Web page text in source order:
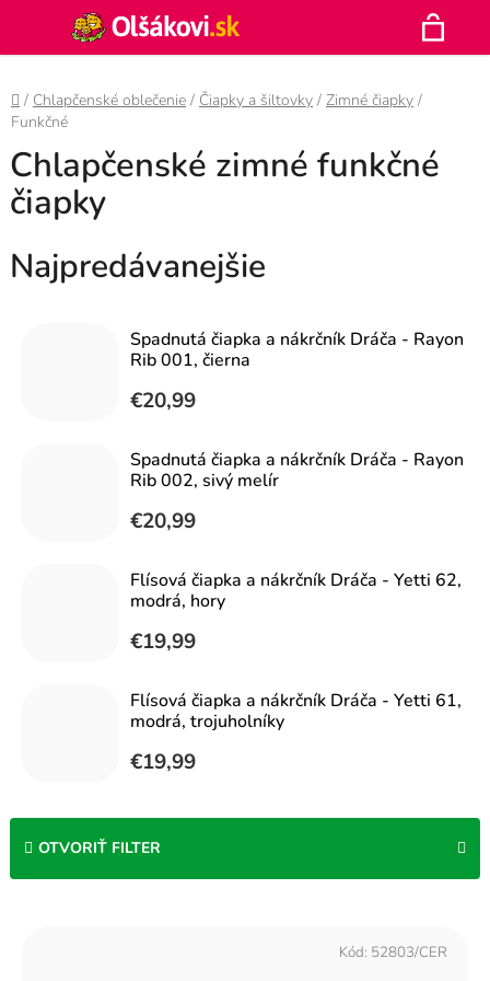
obsah
Hľadať
Domov
/ Chlapčenské oblečenie / Čiapky a šiltovky / Zimné čiapky /
Funkčné
Chlapčenské zimné funkčné
čiapky
Najpredávanejšie
Spadnutá čiapka a nákrčník Dráča - Rayon
Rib 001, čierna
€20,99
Spadnutá čiapka a nákrčník Dráča - Rayon
Rib 002, sivý melír
€20,99
Flísová čiapka a nákrčník Dráča - Yetti 62,
modrá, hory
€19,99
Flísová čiapka a nákrčník Dráča - Yetti 61,
modrá, trojuholníky
€19,99
OTVORIŤ FILTER
Kód: 52803/CER